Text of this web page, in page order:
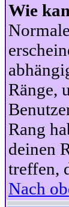
Wie
Ränge,
Rang
deinen
treffen,
Nach